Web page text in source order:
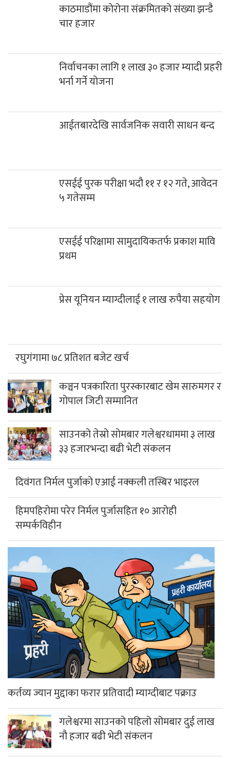
काठमाडौंमा कोरोना संक्रमितको संख्या झन्डै
चार हजार
निर्वाचनका लागि १ लाख ३० हजार म्यादी प्रहरी
भर्ना गर्ने योजना
आईतबारदेखि सार्वजनिक सवारी साधन बन्द
एसईई पुरक परीक्षा भदौ ११ र १२ गते, आवेदन
५ गतेसम्म
एसईई परिक्षामा सामुदायिकतर्फ प्रकाश मावि
प्रथम
प्रेस यूनियन म्याग्दीलाई १ लाख रुपैया सहयोग
रघुगंगामा ७८ प्रतिशत बजेट खर्च
कञ्चन पत्रकारिता पुरस्कारबाट खेम सारुमगर र
गोपाल जिटी सम्मानित
साउनको तेस्रो सोमबार गलेश्वरधाममा ३ लाख
३३ हजारभन्दा बढी भेटी संकलन
दिवंगत निर्मल पुर्जाको एआई नक्कली तस्बिर भाइरल
हिमपहिरोमा परेर निर्मल पुर्जासहित १० आरोही
सम्पर्कविहीन
कर्तव्य ज्यान मुद्दाका फरार प्रतिवादी म्याग्दीबाट पक्राउ
गलेश्वरमा साउनको पहिलो सोमबार दुई लाख
नौ हजार बढी भेटी संकलन